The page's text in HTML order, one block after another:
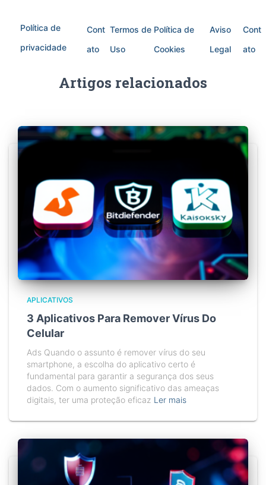
Política de
privacidade
Cont
ato
Termos de
Uso
Política de
Cookies
Aviso
Legal
Cont
ato
Artigos relacionados
APLICATIVOS
3 Aplicativos Para Remover Vírus Do
Celular
Ads Quando o assunto é remover vírus do seu
smartphone, a escolha do aplicativo certo é
fundamental para garantir a segurança dos seus
dados. Com o aumento significativo das ameaças
digitais, ter uma proteção eficaz Ler mais